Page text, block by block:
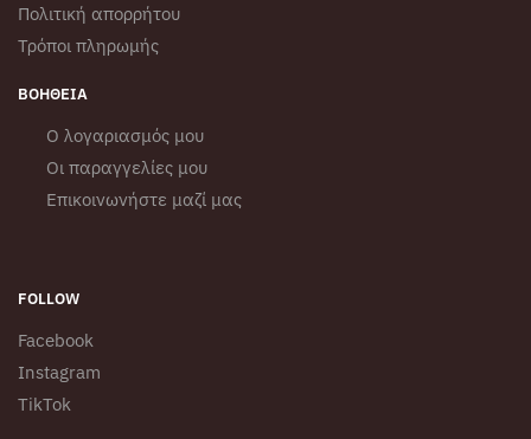
Πολιτική απορρήτου
Τρόποι πληρωμής
ΒΟΉΘΕΙΑ
Ο λογαριασμός μου
Οι παραγγελίες μου
Επικοινωνήστε μαζί μας
FOLLOW
Facebook
Instagram
TikTok